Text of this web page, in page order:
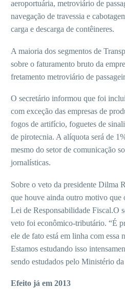
aeroportuária, metroviário de
navegação de travessia e
carga e descarga de contêineres.
A maioria dos segmentos de
sobre o faturamento bruto da
fretamento metroviário de
O secretário informou que foi
com exceção das empresas de
fogos de artifício, foguetes de
de pirotecnia. A alíquota será de
mesmo do setor de comunicação
jornalísticas.
Sobre o veto da presidente Dilma
que houve ainda outro motivo
Lei de Responsabilidade Fiscal.O
veto foi econômico-tributário. “É
ele de fato está em linha com essa
Estamos estudando isso
sendo estudados pelo Ministério
Efeito já em 2013